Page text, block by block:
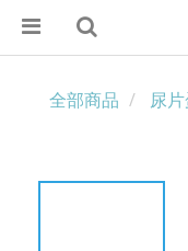
全部商品 尿